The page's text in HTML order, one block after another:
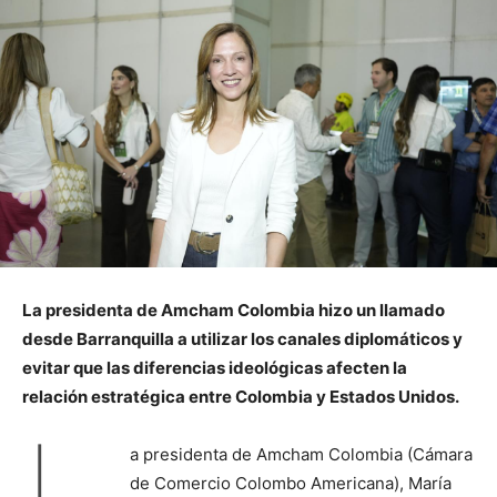
La presidenta de Amcham Colombia hizo un llamado
desde Barranquilla a utilizar los canales diplomáticos y
evitar que las diferencias ideológicas afecten la
relación estratégica entre Colombia y Estados Unidos.
a presidenta de Amcham Colombia (Cámara
de Comercio Colombo Americana), María